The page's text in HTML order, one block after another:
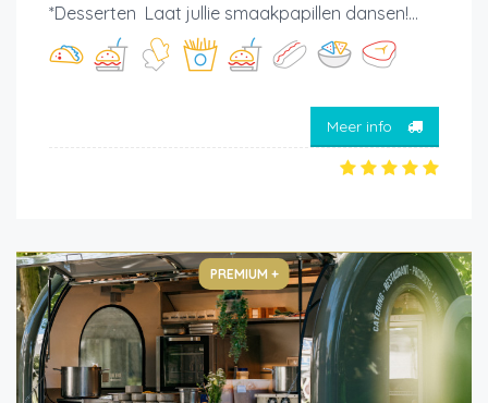
*Desserten Laat jullie smaakpapillen dansen!...
Meer info
PREMIUM +